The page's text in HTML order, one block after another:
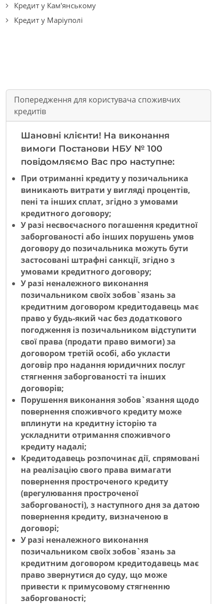
Кредит у Кам'янському
Кредит у Маріуполі
Попередження для користувача споживчих
кредитів
Шановні клієнти! На виконання
вимоги Постанови НБУ № 100
повідомляємо Вас про наступне:
При отриманні кредиту у позичальника
виникають витрати у вигляді процентів,
пені та інших сплат, згідно з умовами
кредитного договору;
У разі несвоєчасного погашення кредитної
заборгованості або інших порушень умов
договору до позичальника можуть бути
застосовані штрафні санкції, згідно з
умовами кредитного договору;
У разі неналежного виконання
позичальником своїх зобов`язань за
кредитним договором кредитодавець має
право у будь-який час без додаткового
погодження із позичальником відступити
свої права (продати право вимоги) за
договором третій особі, або укласти
договір про надання юридичних послуг
стягнення заборгованості та інших
договорів;
Порушення виконання зобов`язання щодо
повернення споживчого кредиту може
вплинути на кредитну історію та
ускладнити отримання споживчого
кредиту надалі;
Кредитодавець розпочинає дії, спрямовані
на реалізацію свого права вимагати
повернення простроченого кредиту
(врегулювання простроченої
заборгованості), з наступного дня за датою
повернення кредиту, визначеною в
договорі;
У разі неналежного виконання
позичальником своїх зобов`язань за
кредитним договором кредитодавець має
право звернутися до суду, що може
привести к примусовому стягненню
заборгованості;